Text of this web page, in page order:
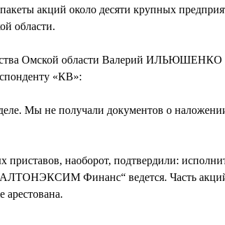
акций около десяти крупных
области.
Омской области Валерий ИЛЬЮШЕНКО
«КВ»:
Мы не получали документов о
наоборот, подтвердили:
Финанс“ ведется. Часть
арестована.